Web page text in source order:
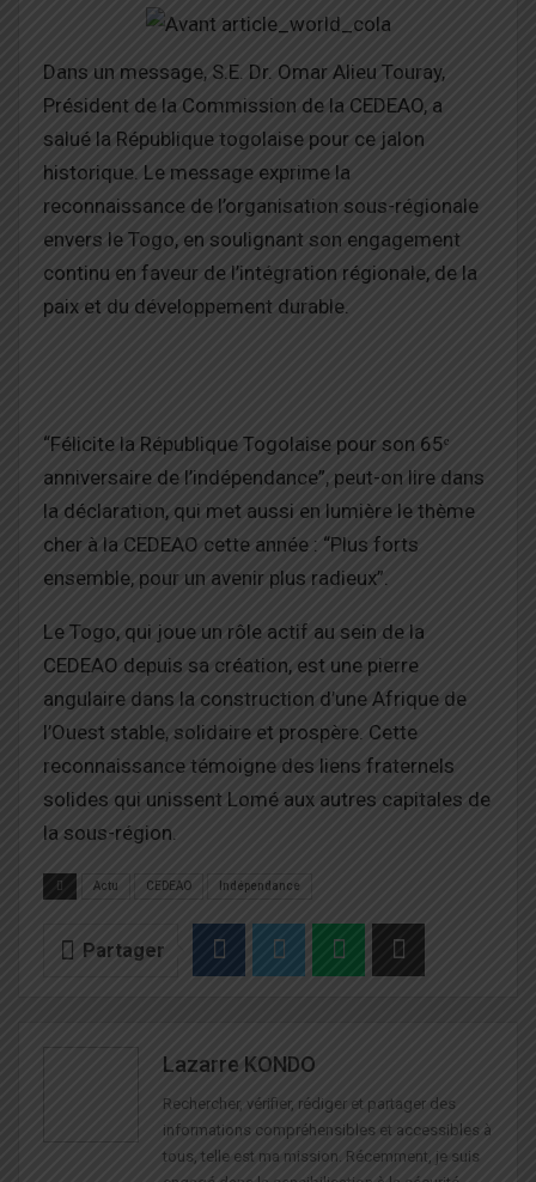
Dans un message, S.E. Dr. Omar Alieu Touray,
Président de la Commission de la CEDEAO, a
salué la République togolaise pour ce jalon
historique. Le message exprime la
reconnaissance de l’organisation sous-régionale
envers le Togo, en soulignant son engagement
continu en faveur de l’intégration régionale, de la
paix et du développement durable.
“Félicite la République Togolaise pour son 65ᵉ
anniversaire de l’indépendance”, peut-on lire dans
la déclaration, qui met aussi en lumière le thème
cher à la CEDEAO cette année : “Plus forts
ensemble, pour un avenir plus radieux”.
Le Togo, qui joue un rôle actif au sein de la
CEDEAO depuis sa création, est une pierre
angulaire dans la construction d’une Afrique de
l’Ouest stable, solidaire et prospère. Cette
reconnaissance témoigne des liens fraternels
solides qui unissent Lomé aux autres capitales de
la sous-région.
Actu CEDEAO Indépendance
Partager
Lazarre KONDO
Rechercher, vérifier, rédiger et partager des
informations compréhensibles et accessibles à
tous, telle est ma mission. Récemment, je suis